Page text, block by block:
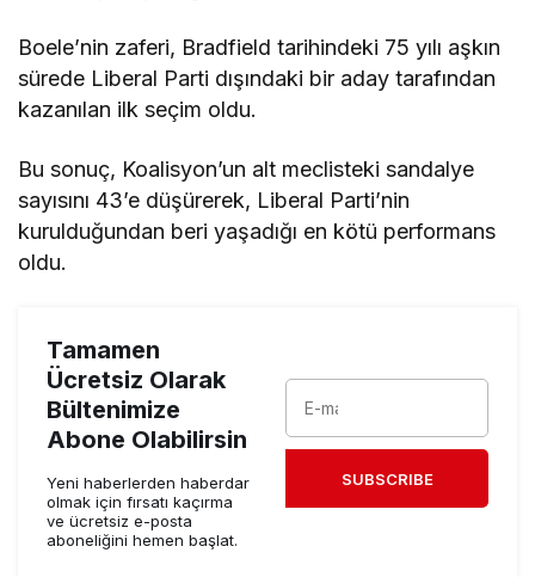
Boele’nin zaferi, Bradfield tarihindeki 75 yılı aşkın
sürede Liberal Parti dışındaki bir aday tarafından
kazanılan ilk seçim oldu.
Bu sonuç, Koalisyon’un alt meclisteki sandalye
sayısını 43’e düşürerek, Liberal Parti’nin
kurulduğundan beri yaşadığı en kötü performans
oldu.
Tamamen
Ücretsiz Olarak
Bültenimize
Abone Olabilirsin
Yeni haberlerden haberdar
olmak için fırsatı kaçırma
ve ücretsiz e-posta
aboneliğini hemen başlat.
SUBSCRIBE